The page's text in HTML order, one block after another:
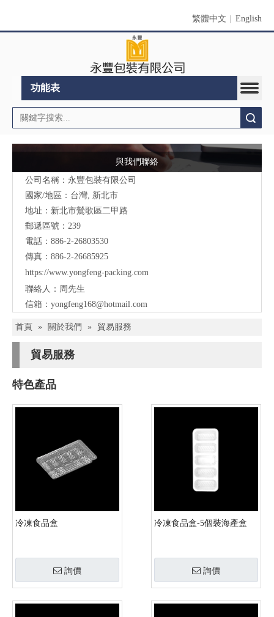
繁體中文 English
功能表
與我們聯絡
公司名稱：永豐包裝有限公司
國家/地區：台灣, 新北市
地址：新北市鶯歌區二甲路
郵遞區號：239
電話：886-2-26803530
傳真：886-2-26685925
https://www.yongfeng-packing. com
聯絡人：周先生
信箱： yongfeng168@hotmail.com
首頁 » 關於我們 » 貿易服務
貿易服務
特色產品
冷凍食品盒
詢價
冷凍食品盒-5個裝海產盒
詢價